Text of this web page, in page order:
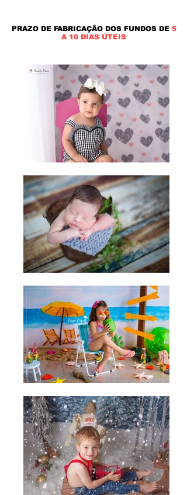
PRAZO DE FABRICAÇÃO DOS FUNDOS DE 5
A 10 DIAS ÚTEIS